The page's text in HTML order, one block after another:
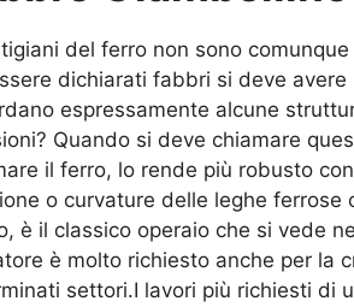
del ferro non sono
dichiarati fabbri si deve
espressamente alcune
Quando si deve chiamare
il ferro, lo rende più robusto
o curvature delle leghe
è il classico operaio che si vede
è molto richiesto anche per la
settori.I lavori più richiesti di